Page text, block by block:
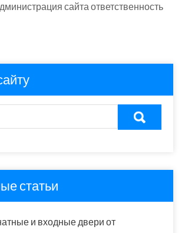
сайта ответственность
статьи
и входные двери от